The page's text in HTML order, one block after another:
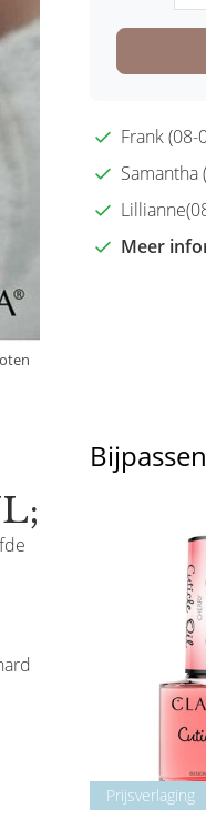
Frank
Meer
Prijsverlaging